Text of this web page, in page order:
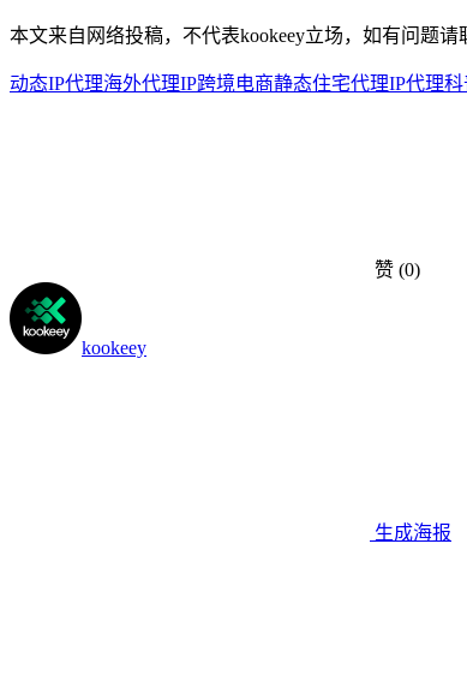
本文来自网络投稿，不代表kookeey立场，如有问题请
动态IP代理海外代理IP跨境电商静态住宅代理IP代理
赞 (0)
kookeey
生成海报